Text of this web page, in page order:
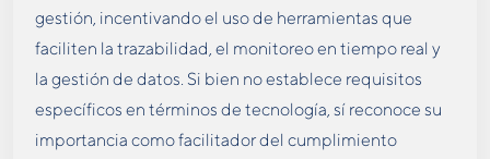
gestión, incentivando el uso de herramientas que
faciliten la trazabilidad, el monitoreo en tiempo real y
la gestión de datos. Si bien no establece requisitos
específicos en términos de tecnología, sí reconoce su
importancia como facilitador del cumplimiento